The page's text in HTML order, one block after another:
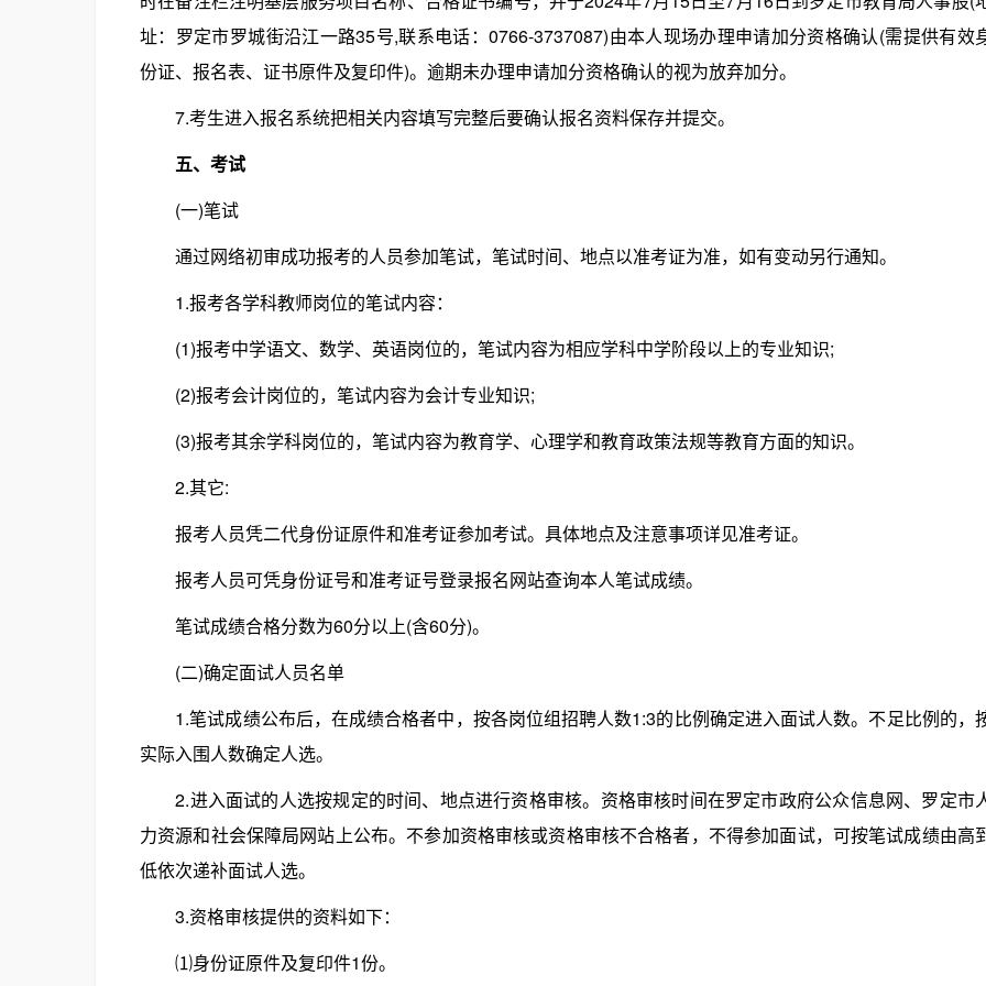
址：罗定市罗城街沿江一路35号,联系电话：0766-3737087)由本人现场办理申请加分资格确认(需提供有效
份证、报名表、证书原件及复印件)。逾期未办理申请加分资格确认的视为放弃加分。
7.考生进入报名系统把相关内容填写完整后要确认报名资料保存并提交。
五、考试
(一)笔试
通过网络初审成功报考的人员参加笔试，笔试时间、地点以准考证为准，如有变动另行通知。
1.报考各学科教师岗位的笔试内容：
(1)报考中学语文、数学、英语岗位的，笔试内容为相应学科中学阶段以上的专业知识;
(2)报考会计岗位的，笔试内容为会计专业知识;
(3)报考其余学科岗位的，笔试内容为教育学、心理学和教育政策法规等教育方面的知识。
2.其它:
报考人员凭二代身份证原件和准考证参加考试。具体地点及注意事项详见准考证。
报考人员可凭身份证号和准考证号登录报名网站查询本人笔试成绩。
笔试成绩合格分数为60分以上(含60分)。
(二)确定面试人员名单
1.笔试成绩公布后，在成绩合格者中，按各岗位组招聘人数1:3的比例确定进入面试人数。不足比例的，
实际入围人数确定人选。
2.进入面试的人选按规定的时间、地点进行资格审核。资格审核时间在罗定市政府公众信息网、罗定市
力资源和社会保障局网站上公布。不参加资格审核或资格审核不合格者，不得参加面试，可按笔试成绩由高
低依次递补面试人选。
3.资格审核提供的资料如下：
⑴身份证原件及复印件1份。